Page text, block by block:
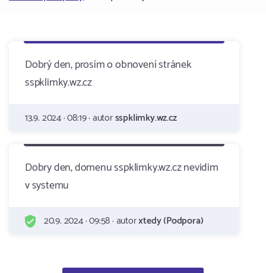
Dobrý den, prosím o obnovení stránek
sspklimky.wz.cz
13.9. 2024 · 08:19 · autorsspklimky.wz.cz
Dobry den, domenu sspklimky.wz.cz nevidim
v systemu
20.9. 2024 · 09:58 · autorxtedy (Podpora)